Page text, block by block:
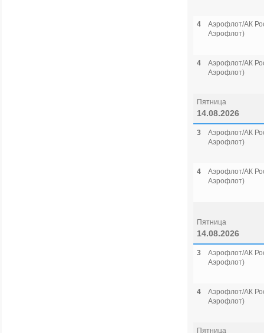
4
Аэрофлот/АК
Аэрофлот)
4
Аэрофлот/АК
Аэрофлот)
Пятница
14.08.2026
3
Аэрофлот/АК
Аэрофлот)
4
Аэрофлот/АК
Аэрофлот)
Пятница
14.08.2026
3
Аэрофлот/АК
Аэрофлот)
4
Аэрофлот/АК
Аэрофлот)
Пятница